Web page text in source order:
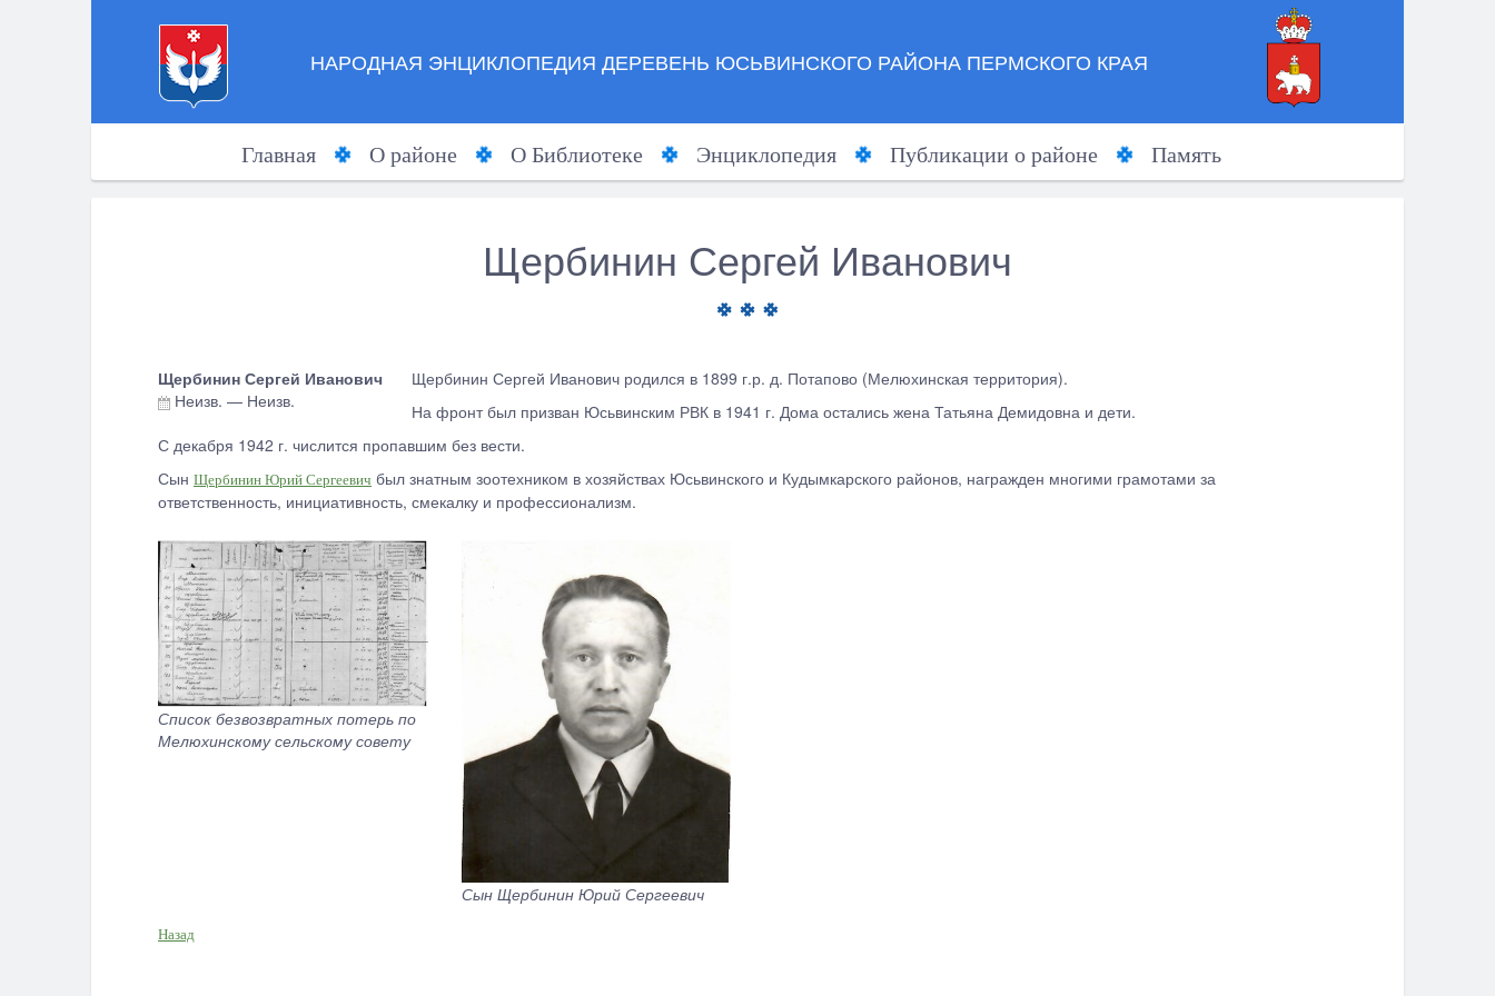
НАРОДНАЯ ЭНЦИКЛОПЕДИЯ ДЕРЕВЕНЬ ЮСЬВИНСКОГО РАЙОНА ПЕРМСКОГО КРАЯ
Главная О районе О Библиотеке Энциклопедия Публикации о районе Память
Щербинин Сергей Иванович
Щербинин Сергей Иванович
Неизв. — Неизв.
Щербинин Сергей Иванович родился в 1899 г.р. д. Потапово (Мелюхинская территория).
На фронт был призван Юсьвинским РВК в 1941 г. Дома остались жена Татьяна Демидовна и дети.
С декабря 1942 г. числится пропавшим без вести.
Сын Щербинин Юрий Сергеевич был знатным зоотехником в хозяйствах Юсьвинского и Кудымкарского районов, награжден многими грамотами за
ответственность, инициативность, смекалку и профессионализм.
Список безвозвратных потерь по
Мелюхинскому сельскому совету
Сын Щербинин Юрий Сергеевич
Назад